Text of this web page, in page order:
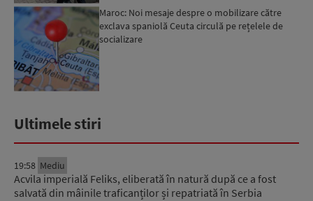
Maroc: Noi mesaje despre o mobilizare către
exclava spaniolă Ceuta circulă pe rețelele de
socializare
Ultimele stiri
19:58 Mediu
Acvila imperială Feliks, eliberată în natură după ce a fost
salvată din mâinile traficanților și repatriată în Serbia